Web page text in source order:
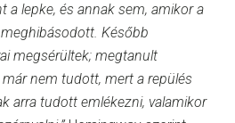
a lepke, és annak sem, amikor a
Később
megsérültek; megtanult
nem tudott, mert a repülés
arra tudott emlékezni, valamikor